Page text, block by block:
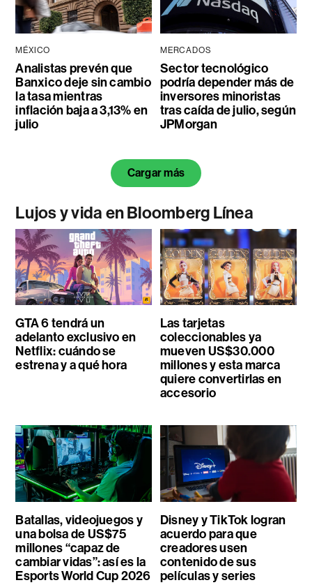
MÉXICO
Analistas prevén que
Banxico deje sin cambio
la tasa mientras
inflación baja a 3,13% en
julio
MERCADOS
Sector tecnológico
podría depender más de
inversores minoristas
tras caída de julio, según
JPMorgan
Cargar más
Lujos y vida en Bloomberg Línea
GTA 6 tendrá un
adelanto exclusivo en
Netflix: cuándo se
estrena y a qué hora
Las tarjetas
coleccionables ya
mueven US$30.000
millones y esta marca
quiere convertirlas en
accesorio
Batallas, videojuegos y
una bolsa de US$75
millones “capaz de
cambiar vidas”: así es la
Esports World Cup 2026
Disney y TikTok logran
acuerdo para que
creadores usen
contenido de sus
películas y series